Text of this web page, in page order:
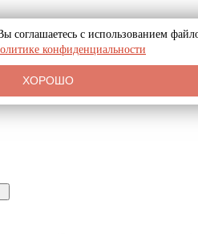
соглашаетесь с использованием
конфиденциальности
ХОРОШО